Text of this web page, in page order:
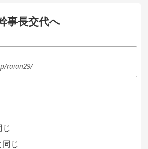
事長交代へ
raian29/
じ
同じ